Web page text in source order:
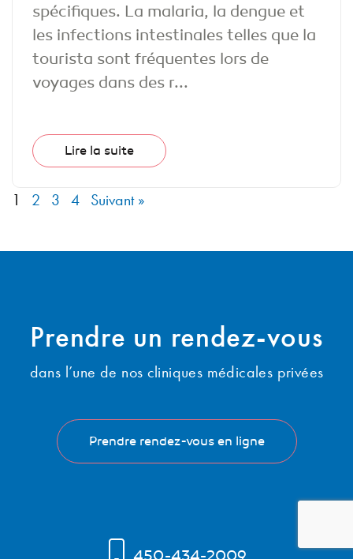
spécifiques. La malaria, la dengue et
les infections intestinales telles que la
tourista sont fréquentes lors de
voyages dans des r...
Lire la suite
1 2 3 4 Suivant »
Prendre un rendez-vous
dans l’une de nos cliniques médicales privées
Prendre rendez-vous en ligne